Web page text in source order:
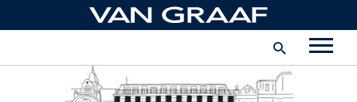
tartalomhoz